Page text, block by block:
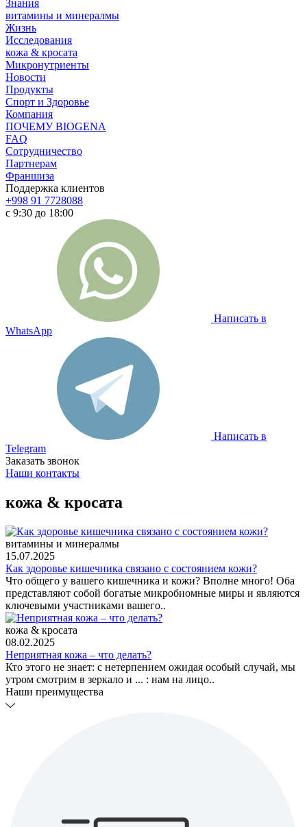
Знания
витамины и минералмы
Жизнь
Исследования
кожа & кросата
Микронутриенты
Новости
Продукты
Спорт и Здоровье
Компания
ПОЧЕМУ BIOGENA
FAQ
Сотрудничество
Партнерам
Франшиза
Поддержка клиентов
+998 91 7728088
с 9:30 до 18:00
Написать в
WhatsApp
Написать в
Telegram
Заказать звонок
Наши контакты
кожа & кросата
витамины и минералмы
15.07.2025
Как здоровье кишечника связано с состоянием кожи?
Что общего у вашего кишечника и кожи? Вполне много! Оба
представляют собой богатые микробиомные миры и являются
ключевыми участниками вашего..
кожа & кросата
08.02.2025
Неприятная кожа – что делать?
Кто этого не знает: с нетерпением ожидая особый случай, мы
утром смотрим в зеркало и ... : нам на лицо..
Наши преимущества